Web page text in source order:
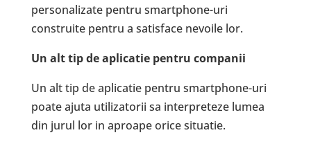
personalizate pentru smartphone-uri
construite pentru a satisface nevoile lor.
Un alt tip de aplicatie pentru companii
Un alt tip de aplicatie pentru smartphone-uri
poate ajuta utilizatorii sa interpreteze lumea
din jurul lor in aproape orice situatie.